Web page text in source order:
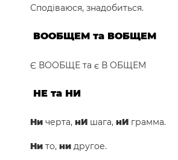
Сподіваюся, знадобиться.
ВООБЩЕМ та ВОБЩЕМ
Є ВООБЩЕ та є В ОБЩЕМ
НЕ та НИ
Ни черта, нИ шага, нИ грамма.
Ни то, ни другое.